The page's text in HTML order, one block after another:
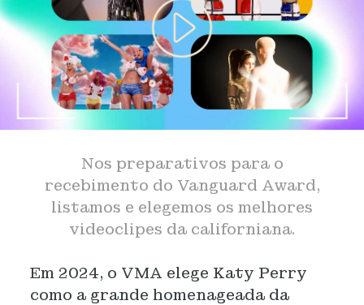
Nos preparativos para o
recebimento do Vanguard Award,
listamos e elegemos os melhores
videoclipes da californiana.
Em 2024, o VMA elege Katy Perry
como a grande homenageada da